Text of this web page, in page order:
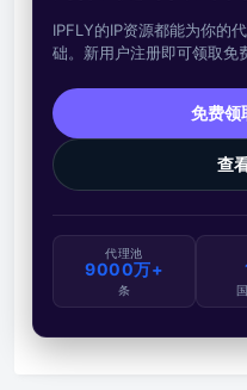
IPFLY的IP资源都能为你的
础。新用户注册即可领取免
免费领
查
代理池
9000万+
条